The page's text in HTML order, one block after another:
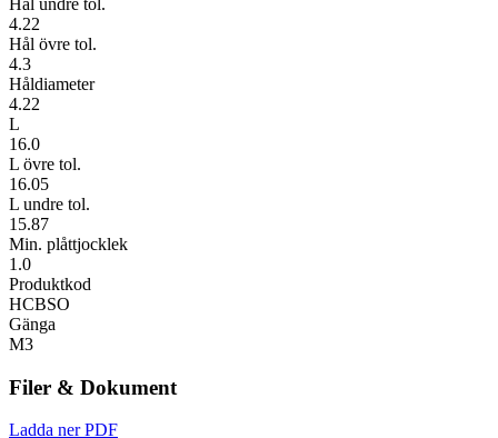
4.22
Hål övre tol.
4.3
Håldiameter
4.22
L
16.0
L övre tol.
16.05
L undre tol.
15.87
Min. plåttjocklek
1.0
Produktkod
HCBSO
Gänga
M3
Filer & Dokument
Ladda ner PDF